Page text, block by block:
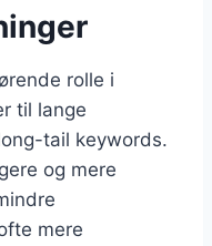
rolle i
til lange
tail keywords.
og mere
mere